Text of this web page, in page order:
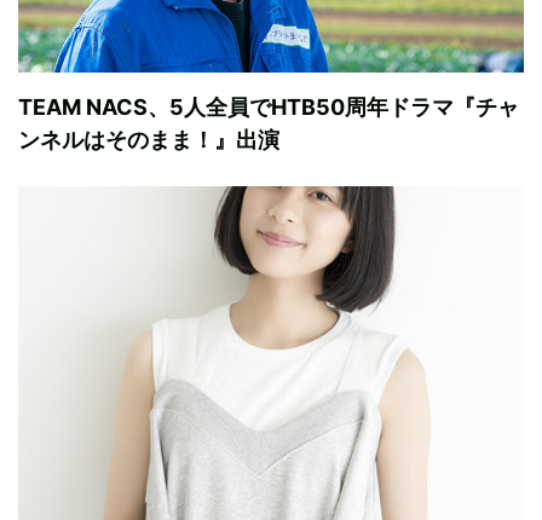
TEAM NACS、5人全員でHTB50周年ドラマ『チャ
ンネルはそのまま！』出演